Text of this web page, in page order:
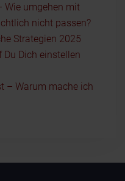
Wie umgehen mit
nicht passen?
Strategien 2025
Dich einstellen
– Warum mache ich